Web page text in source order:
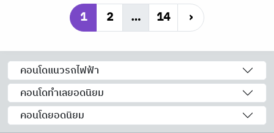
1 2 … 14 ›
คอนโดแนวรถไฟฟ้า
คอนโดทำเลยอดนิยม
คอนโดยอดนิยม